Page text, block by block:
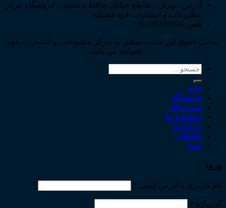
آدرس : تهران ، تقاطع خیابان حافظ و سمیه ، فروشگاه مرکز
مطبوعات و انتشارات قوه قضاییه
تلفن: 02188199904
تمامی حقوق این سایت متعلق به مرکز مطبوعات و انتشارات قوه
قضاییه می باشد .
جستجو
خانه
فروشگاه
پذیرش اثر
ارتباط با ما
درباره ما
پشتیبانی
ورود
ورود
نام کاربری یا آدرس ایمیل *
گذرواژه *